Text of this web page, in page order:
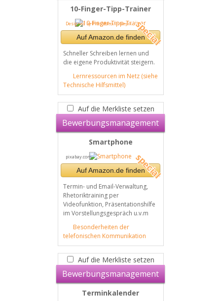
10-Finger-Tipp-Trainer
Designed by Pressfoto / Freepik
Auf Amazon.de finden
Schneller Schreiben lernen und
die eigene Produktivität steigern.
Lernressourcen im Netz (siehe
Technische Hilfsmittel)
Auf die Merkliste setzen
Bewerbungsmanagement
Smartphone
pixabay.com
Auf Amazon.de finden
Termin- und Email-Verwaltung,
Rhetoriktraining per
Videofunktion, Präsentationshilfe
im Vorstellungsgespräch u.v.m
Besonderheiten der
telefonischen Kommunikation
Auf die Merkliste setzen
Bewerbungsmanagement
Terminkalender